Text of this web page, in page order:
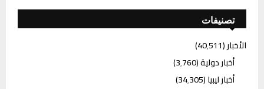
تصنيفات
الأخبار(40٬511)
أخبار دولية(3٬760)
أخبار ليبيا(34٬305)